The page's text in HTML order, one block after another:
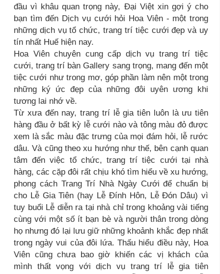
đầu vì khâu quan trọng này, Đại Việt xin gợi ý cho
bạn tìm đến Dịch vụ cưới hỏi Hoa Viên - một trong
những dịch vụ tổ chức, trang trí tiệc cưới đẹp và uy
tín nhất Huế hiện nay.
Hoa Viên chuyên cung cấp dịch vụ trang trí tiệc
cưới, trang trí bàn Gallery sang trọng, mang đến một
tiệc cưới như trong mơ, góp phần làm nên một trong
những ký ức đẹp của những đôi uyên ương khi
tương lai nhớ về.
Từ xưa đến nay, trang trí lễ gia tiên luôn là ưu tiên
hàng đầu ở bất kỳ lễ cưới nào và tông màu đỏ được
xem là sắc màu đặc trưng của mọi đám hỏi, lễ rước
dâu. Và cũng theo xu hướng như thế, bên cạnh quan
tâm đến việc tổ chức, trang trí tiệc cưới tại nhà
hàng, các cặp đôi rất chịu khó tìm hiểu về xu hướng,
phong cách Trang Trí Nhà Ngày Cưới để chuẩn bị
cho Lễ Gia Tiên (hay Lễ Đính Hôn, Lễ Đón Dâu) vì
tuy buổi Lễ diễn ra tại nhà chỉ trong khoảng vài tiếng
cùng với một số ít bạn bè và người thân trong dòng
họ nhưng đó lại lưu giữ những khoảnh khắc đẹp nhất
trong ngày vui của đôi lứa. Thấu hiểu điều này, Hoa
Viên cũng chưa bao giờ khiến các vị khách của
mình thất vọng với dịch vụ trang trí lễ gia tiên